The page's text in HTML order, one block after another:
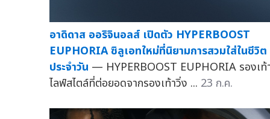
อาดิดาส ออริจินอลส์ เปิดตัว HYPERBOOST
EUPHORIA ซิลูเอทใหม่ที่นิยามการสวมใส่ในชีวิต
ประจำวัน — HYPERBOOST EUPHORIA รองเท้
ไลฟ์สไตล์ที่ต่อยอดจากรองเท้าวิ่ง ... 23 ก.ค.